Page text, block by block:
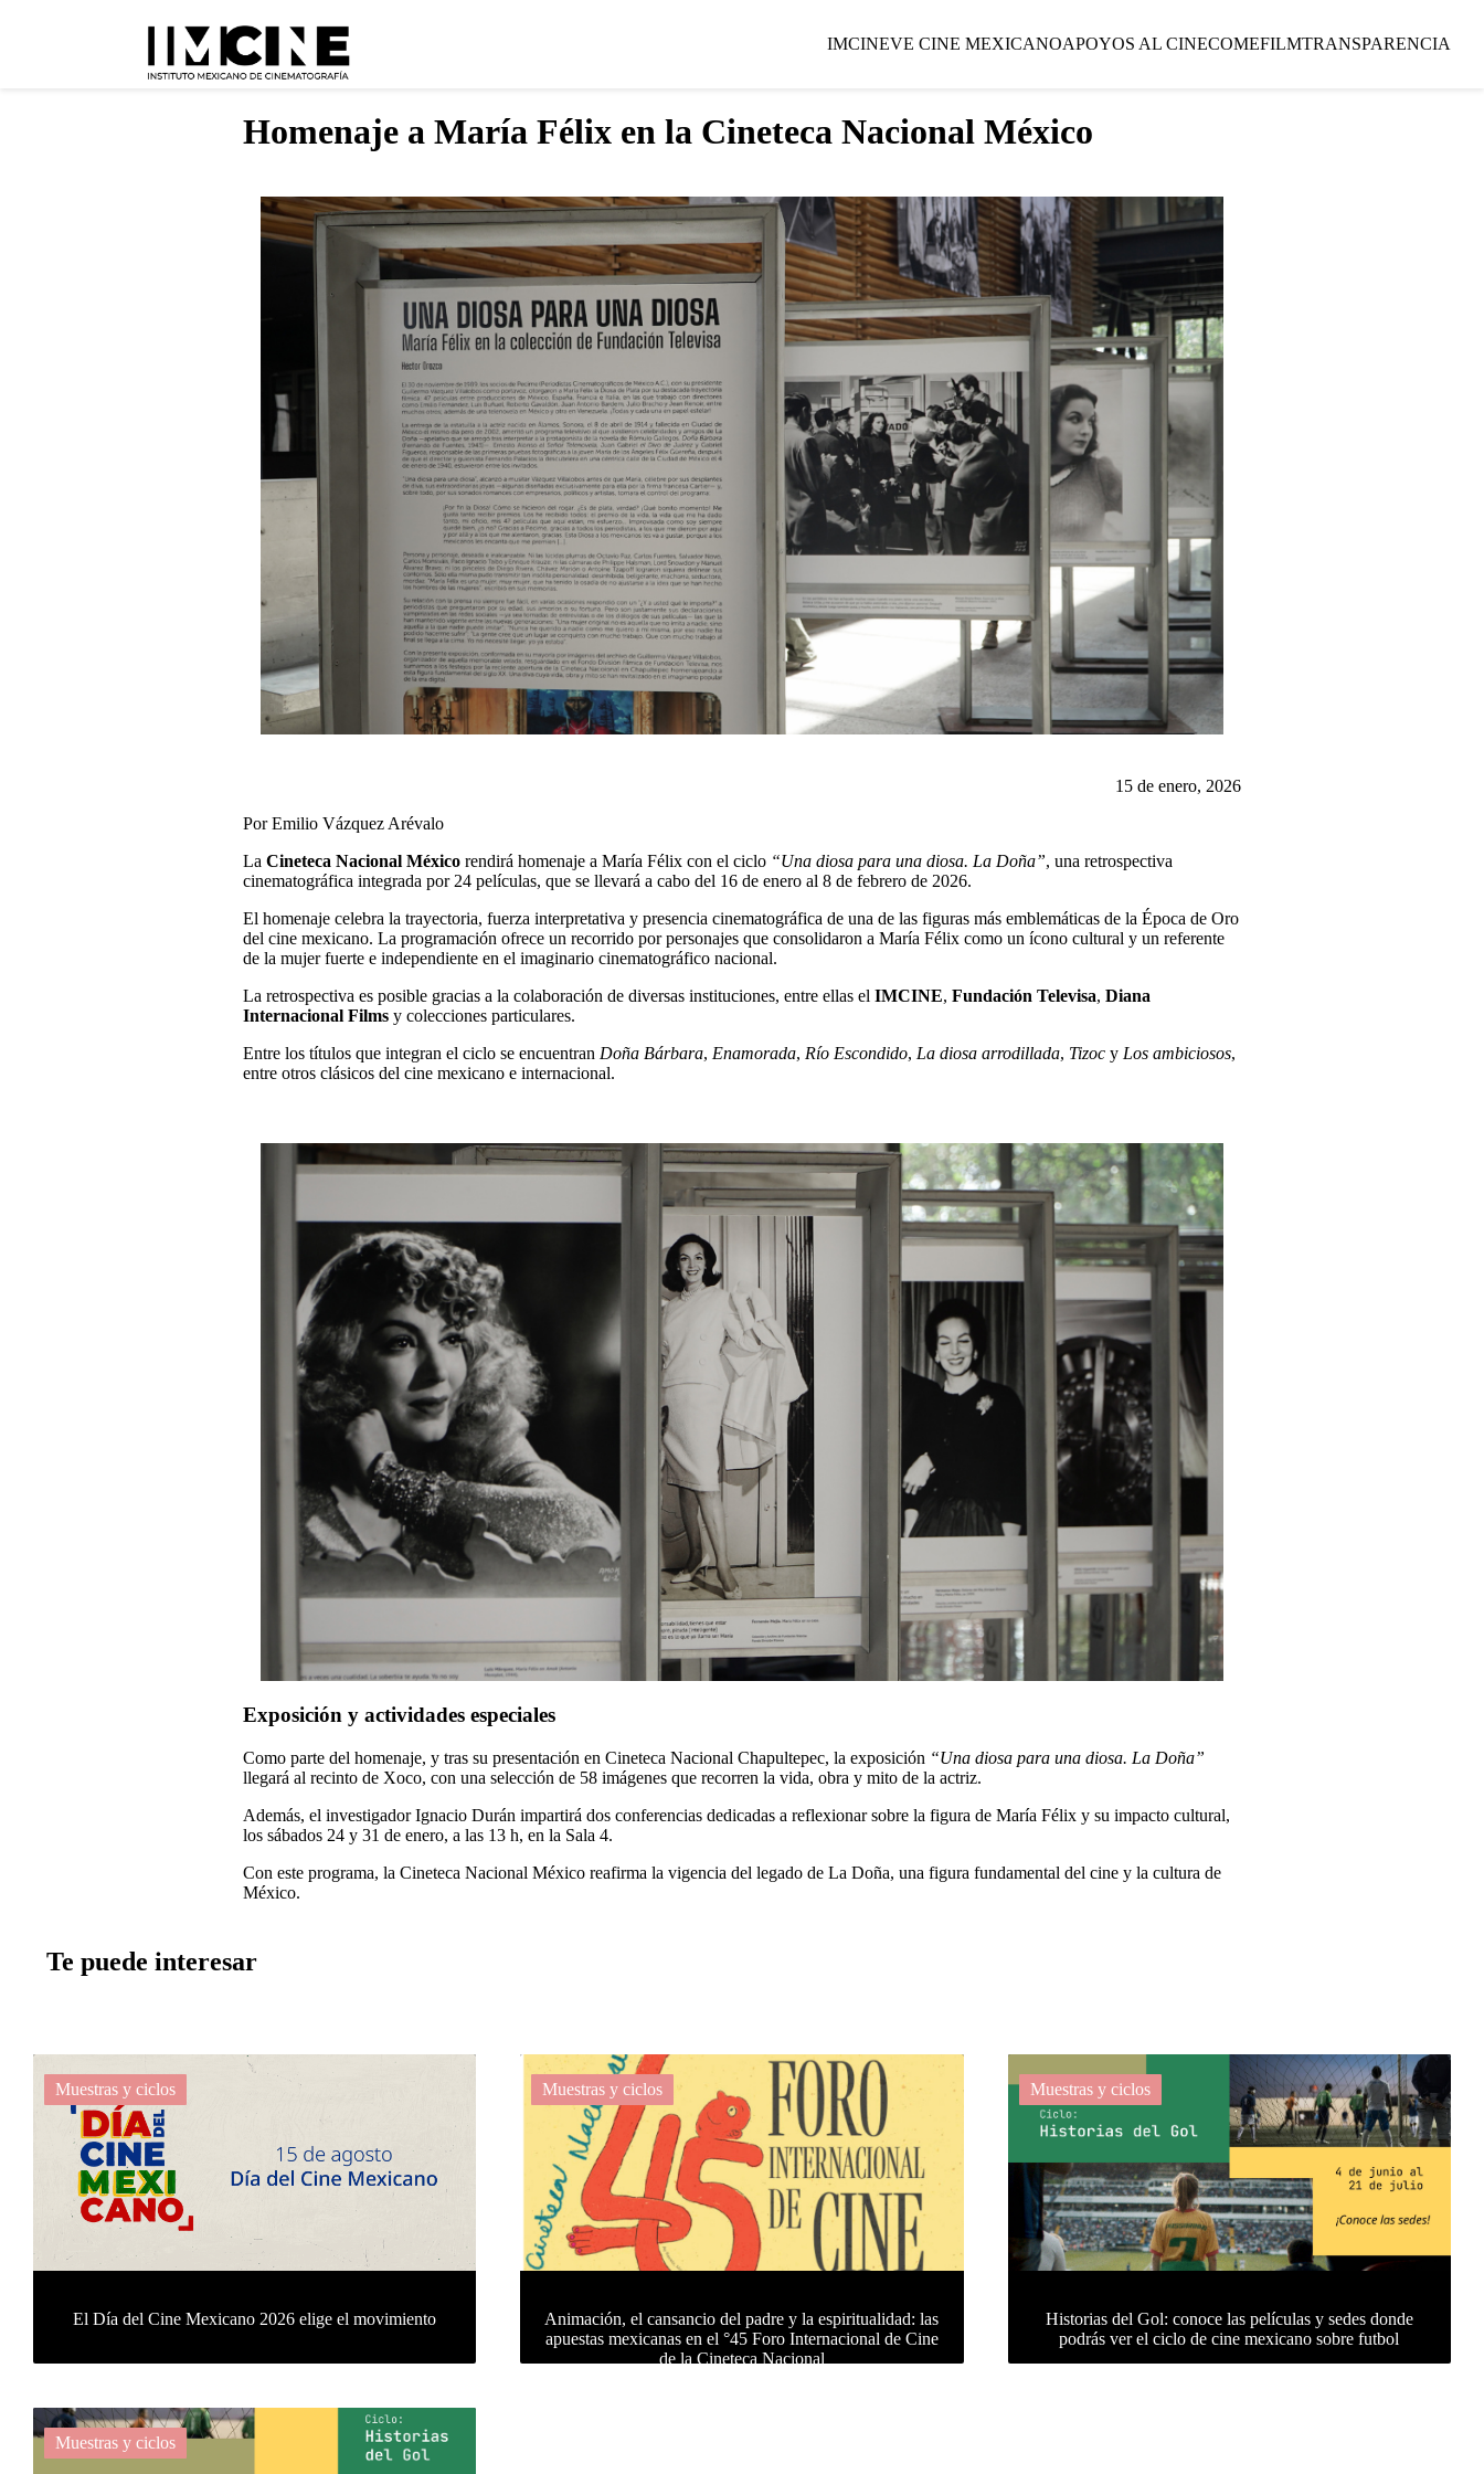
IMCINEVE CINE MEXICANOAPOYOS AL CINECOMEFILMTRANSPARENCIA
Homenaje a María Félix en la Cineteca Nacional México
15 de enero, 2026
Por Emilio Vázquez Arévalo
La Cineteca Nacional México rendirá homenaje a María Félix con el ciclo “Una diosa para una diosa. La Doña”, una retrospectiva
cinematográfica integrada por 24 películas, que se llevará a cabo del 16 de enero al 8 de febrero de 2026.
El homenaje celebra la trayectoria, fuerza interpretativa y presencia cinematográfica de una de las figuras más emblemáticas de la Época de Oro
del cine mexicano. La programación ofrece un recorrido por personajes que consolidaron a María Félix como un ícono cultural y un referente
de la mujer fuerte e independiente en el imaginario cinematográfico nacional.
La retrospectiva es posible gracias a la colaboración de diversas instituciones, entre ellas el IMCINE, Fundación Televisa, Diana
Internacional Films y colecciones particulares.
Entre los títulos que integran el ciclo se encuentran Doña Bárbara, Enamorada, Río Escondido, La diosa arrodillada, Tizoc y Los ambiciosos,
entre otros clásicos del cine mexicano e internacional.
Exposición y actividades especiales
Como parte del homenaje, y tras su presentación en Cineteca Nacional Chapultepec, la exposición “Una diosa para una diosa. La Doña”
llegará al recinto de Xoco, con una selección de 58 imágenes que recorren la vida, obra y mito de la actriz.
Además, el investigador Ignacio Durán impartirá dos conferencias dedicadas a reflexionar sobre la figura de María Félix y su impacto cultural,
los sábados 24 y 31 de enero, a las 13 h, en la Sala 4.
Con este programa, la Cineteca Nacional México reafirma la vigencia del legado de La Doña, una figura fundamental del cine y la cultura de
México.
Te puede interesar
Muestras y ciclos
El Día del Cine Mexicano 2026 elige el movimiento
Muestras y ciclos
Animación, el cansancio del padre y la espiritualidad: las
apuestas mexicanas en el °45 Foro Internacional de Cine
de la Cineteca Nacional
Muestras y ciclos
Historias del Gol: conoce las películas y sedes donde
podrás ver el ciclo de cine mexicano sobre futbol
Muestras y ciclos